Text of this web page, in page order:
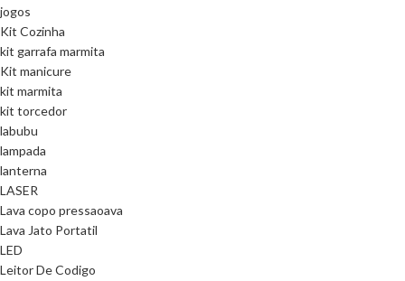
jogos
Kit Cozinha
kit garrafa marmita
Kit manicure
kit marmita
kit torcedor
labubu
lampada
lanterna
LASER
Lava copo pressaoava
Lava Jato Portatil
LED
Leitor De Codigo